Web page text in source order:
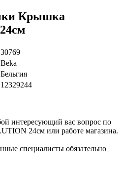
Крышка
30769
Beka
Бельгия
12329244
интересующий вас вопрос по
24см или работе магазина.
специалисты обязательно